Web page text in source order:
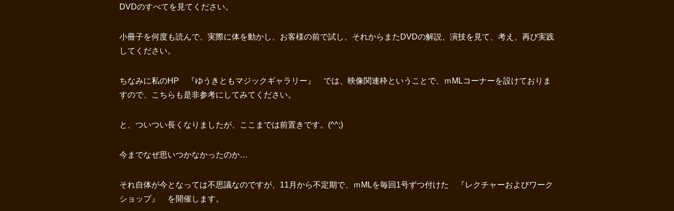
DVDのすべてを見てください。
小冊子を何度も読んで、実際に体を動かし、お客様の前で試し、それからまたDVDの解説、演技を見て、考え、再び実践
してください。
ちなみに私のHP 『ゆうきともマジックギャラリー』 では、映像関連枠ということで、ｍMLコーナーを設けておりま
すので、こちらも是非参考にしてみてください。
と、ついつい長くなりましたが、ここまでは前置きです。(^^;)
今までなぜ思いつかなかったのか…
それ自体が今となっては不思議なのですが、11月から不定期で、ｍMLを毎回1号ずつ付けた 『レクチャーおよびワーク
ショップ』 を開催します。